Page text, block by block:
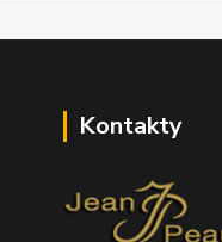
Kontakty